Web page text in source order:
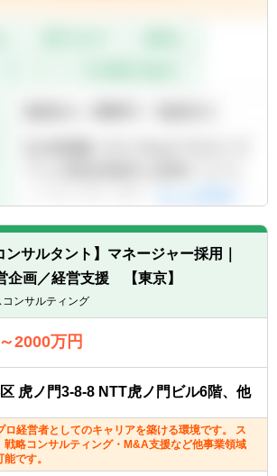
に深く関わる案件が中心です。
■CFO・経営企画ポジションで企業支援
⇒クライアント企業のCFOや経営企画の立場
で入り、経営管理や事業計画の策定など、企
業の意思決定を支援します。
■早期に責任あるポジションを経験
⇒年功序列ではなく、成果と責任に応じてポ
ジションが決まります。早いうちからプロジ
ンサルタント】マネージャー採用｜
企画／経営支援 【東京】
ンサルティング
2000万円
虎ノ門3-8-8 NTT虎ノ門ビル6階、他
ロ経営者としてのキャリアを築ける環境です。 ス
戦略コンサルティング・M&A支援など他事業領域
です。